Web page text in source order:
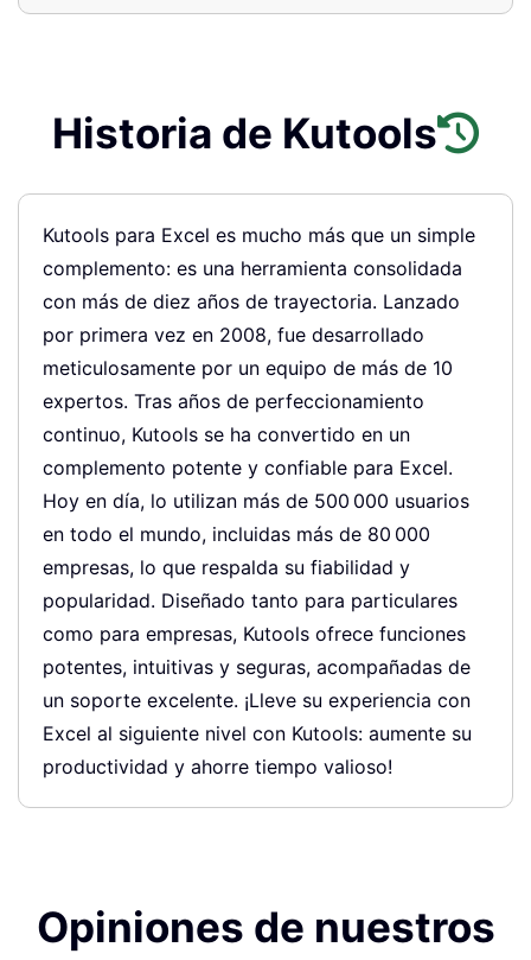
de este grupo
Historia de Kutools
Kutools para Excel es mucho más que un simple
complemento: es una herramienta consolidada
con más de diez años de trayectoria. Lanzado
por primera vez en 2008, fue desarrollado
meticulosamente por un equipo de más de 10
expertos. Tras años de perfeccionamiento
continuo, Kutools se ha convertido en un
complemento potente y confiable para Excel.
Hoy en día, lo utilizan más de 500 000 usuarios
en todo el mundo, incluidas más de 80 000
empresas, lo que respalda su fiabilidad y
popularidad. Diseñado tanto para particulares
como para empresas, Kutools ofrece funciones
potentes, intuitivas y seguras, acompañadas de
un soporte excelente. ¡Lleve su experiencia con
Excel al siguiente nivel con Kutools: aumente su
productividad y ahorre tiempo valioso!
Opiniones de nuestros